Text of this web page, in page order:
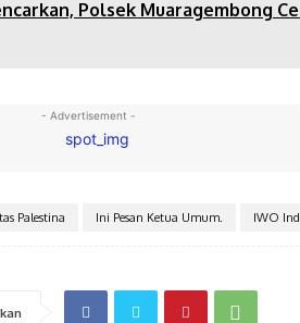
Polsek Muaragembong
- Advertisement -
Palestina Ini Pesan Ketua Umum. IWO